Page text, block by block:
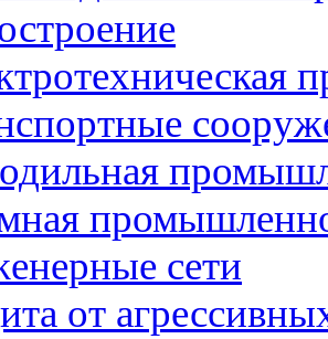
сети
от